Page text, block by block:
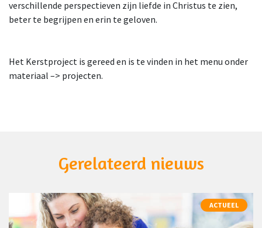
verschillende perspectieven zijn liefde in Christus te zien,
beter te begrijpen en erin te geloven.
Het Kerstproject is gereed en is te vinden in het menu onder
materiaal –> projecten.
Gerelateerd nieuws
ACTUEEL